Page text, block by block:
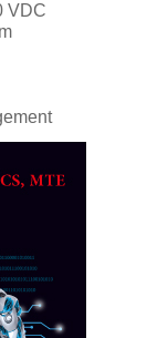
VDC